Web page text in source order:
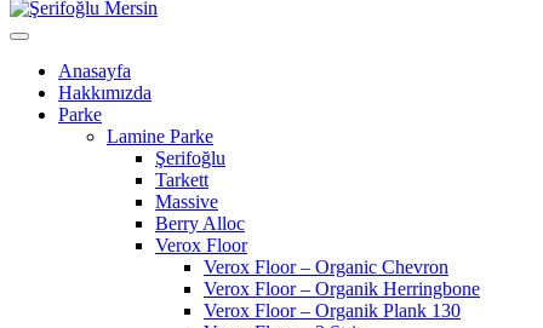
Anasayfa
Hakkımızda
Parke
Lamine Parke
Şerifoğlu
Tarkett
Massive
Berry Alloc
Verox Floor
Verox Floor – Organic Chevron
Verox Floor – Organik Herringbone
Verox Floor – Organik Plank 130